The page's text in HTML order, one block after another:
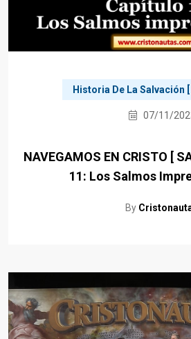
Historia De La Salvación [
07/11/
NAVEGAMOS EN CRISTO [
11: Los Salmos
By